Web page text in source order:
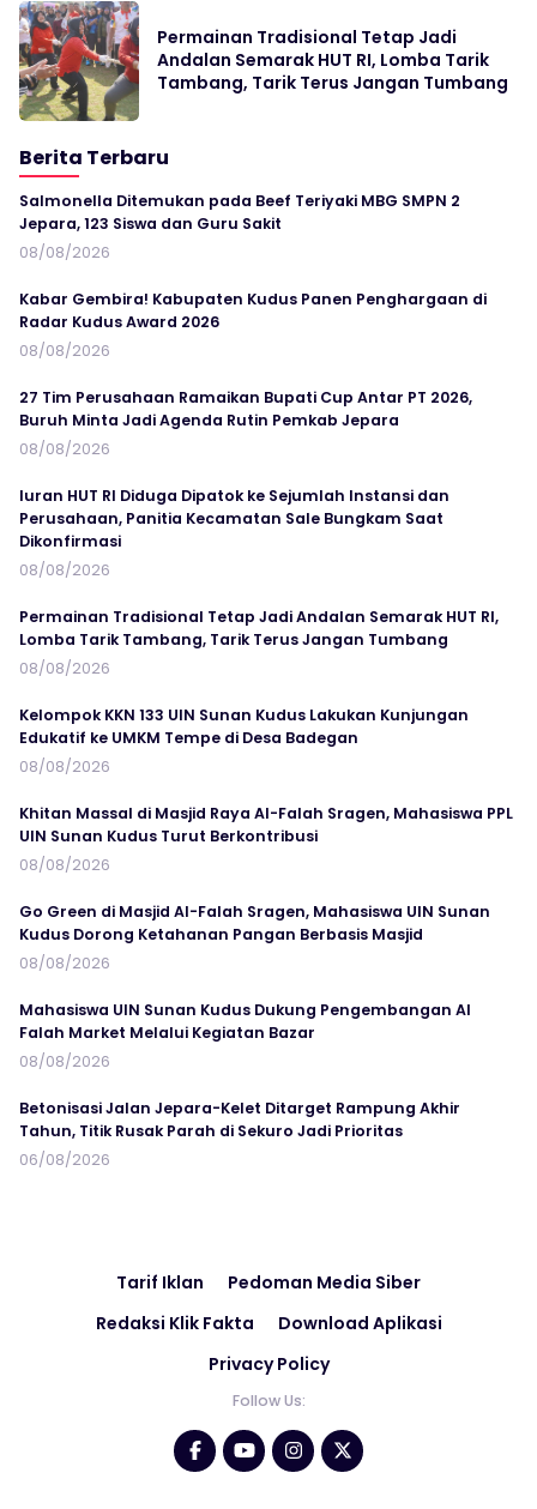
Permainan Tradisional Tetap Jadi
Andalan Semarak HUT RI, Lomba Tarik
Tambang, Tarik Terus Jangan Tumbang
Berita Terbaru
Salmonella Ditemukan pada Beef Teriyaki MBG SMPN 2
Jepara, 123 Siswa dan Guru Sakit
08/08/2026
Kabar Gembira! Kabupaten Kudus Panen Penghargaan di
Radar Kudus Award 2026
08/08/2026
27 Tim Perusahaan Ramaikan Bupati Cup Antar PT 2026,
Buruh Minta Jadi Agenda Rutin Pemkab Jepara
08/08/2026
Iuran HUT RI Diduga Dipatok ke Sejumlah Instansi dan
Perusahaan, Panitia Kecamatan Sale Bungkam Saat
Dikonfirmasi
08/08/2026
Permainan Tradisional Tetap Jadi Andalan Semarak HUT RI,
Lomba Tarik Tambang, Tarik Terus Jangan Tumbang
08/08/2026
Kelompok KKN 133 UIN Sunan Kudus Lakukan Kunjungan
Edukatif ke UMKM Tempe di Desa Badegan
08/08/2026
Khitan Massal di Masjid Raya Al-Falah Sragen, Mahasiswa PPL
UIN Sunan Kudus Turut Berkontribusi
08/08/2026
Go Green di Masjid Al-Falah Sragen, Mahasiswa UIN Sunan
Kudus Dorong Ketahanan Pangan Berbasis Masjid
08/08/2026
Mahasiswa UIN Sunan Kudus Dukung Pengembangan Al
Falah Market Melalui Kegiatan Bazar
08/08/2026
Betonisasi Jalan Jepara-Kelet Ditarget Rampung Akhir
Tahun, Titik Rusak Parah di Sekuro Jadi Prioritas
06/08/2026
Tarif Iklan
Pedoman Media Siber
Redaksi Klik Fakta
Download Aplikasi
Privacy Policy
Follow Us: